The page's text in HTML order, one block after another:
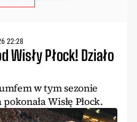
22:28
Wisły Płock! Działo
w tym sezonie
Wisłę Płock.